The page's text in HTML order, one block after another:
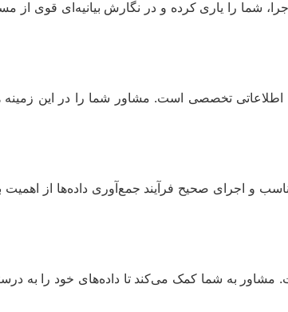
شما را یاری کرده و در نگارش بیانیه‌ای قوی از
اطلاعاتی تخصصی است. مشاور شما را در این
و اجرای صحیح فرآیند جمع‌آوری داده‌ها از اهمیت
به شما کمک می‌کند تا داده‌های خود را به